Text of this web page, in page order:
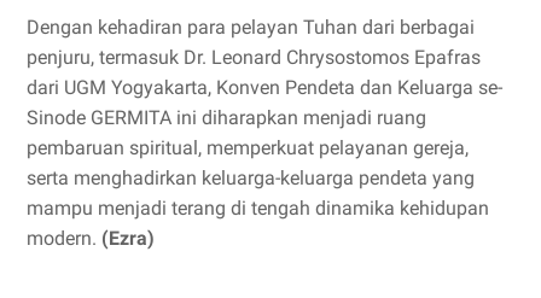
Dengan kehadiran para pelayan Tuhan dari berbagai
penjuru, termasuk Dr. Leonard Chrysostomos Epafras
dari UGM Yogyakarta, Konven Pendeta dan Keluarga se-
Sinode GERMITA ini diharapkan menjadi ruang
pembaruan spiritual, memperkuat pelayanan gereja,
serta menghadirkan keluarga-keluarga pendeta yang
mampu menjadi terang di tengah dinamika kehidupan
modern. (Ezra)